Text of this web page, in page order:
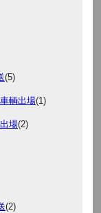
(5)
輌出場(1)
場(2)
(2)